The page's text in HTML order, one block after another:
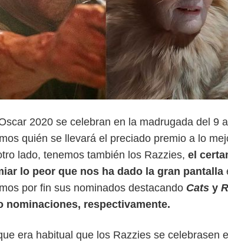
2020 se celebran en la madrugada del 9
quién se llevará el preciado premio a lo
lado, tenemos también los Razzies, el
lo peor que nos ha dado la gran pantalla
por fin sus nominados destacando Cats y
nominaciones, respectivamente.
era habitual que los Razzies se celebrasen